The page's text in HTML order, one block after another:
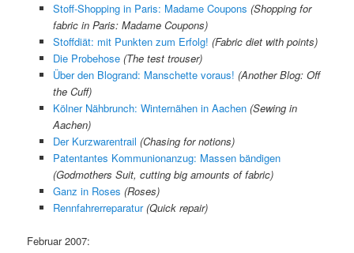
Stoff-Shopping in Paris: Madame Coupons (Shopping for
fabric in Paris: Madame Coupons)
Stoffdiät: mit Punkten zum Erfolg! (Fabric diet with points)
Die Probehose (The test trouser)
Über den Blogrand: Manschette voraus! (Another Blog: Off
the Cuff)
Kölner Nähbrunch: Winternähen in Aachen (Sewing in
Aachen)
Der Kurzwarentrail (Chasing for notions)
Patentantes Kommunionanzug: Massen bändigen
(Godmothers Suit, cutting big amounts of fabric)
Ganz in Roses (Roses)
Rennfahrerreparatur (Quick repair)
Februar 2007: